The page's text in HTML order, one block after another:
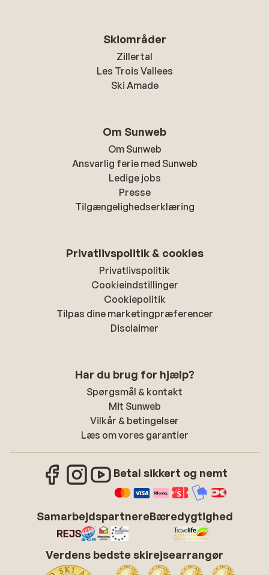
Skiområder
Zillertal
Les Trois Vallees
Ski Amade
Om Sunweb
Om Sunweb
Ansvarlig ferie med Sunweb
Ledige jobs
Presse
Tilgængelighedserklæring
Privatlivspolitik & cookies
Privatlivspolitik
Cookieindstillinger
Cookiepolitik
Tilpas dine marketingpræferencer
Disclaimer
Har du brug for hjælp?
Spørgsmål & kontakt
Mit Sunweb
Vilkår & betingelser
Læs om vores garantier
Betal sikkert og nemt
SamarbejdspartnereBæredygtighed
Verdens bedste skirejsearrangør